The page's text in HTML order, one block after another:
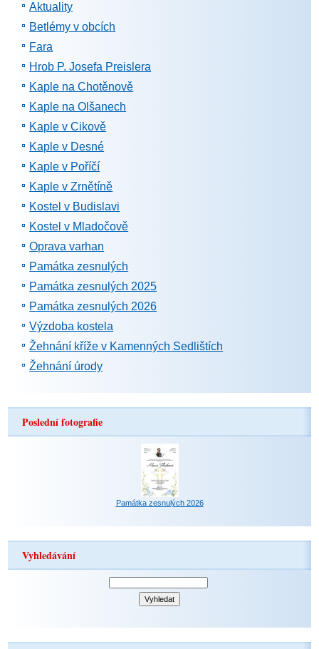
Aktuality
Betlémy v obcích
Fara
Hrob P. Josefa Preislera
Kaple na Chotěnově
Kaple na Olšanech
Kaple v Cikově
Kaple v Desné
Kaple v Poříčí
Kaple v Zrnětíně
Kostel v Budislavi
Kostel v Mladočově
Oprava varhan
Památka zesnulých
Památka zesnulých 2025
Památka zesnulých 2026
Výzdoba kostela
Žehnání kříže v Kamenných Sedlištích
Žehnání úrody
Poslední fotografie
Památka zesnulých 2026
Vyhledávání